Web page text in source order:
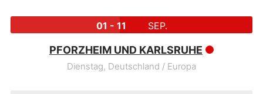
01 - 11 SEP.
PFORZHEIM UND KARLSRUHE
Dienstag, Deutschland / Europa